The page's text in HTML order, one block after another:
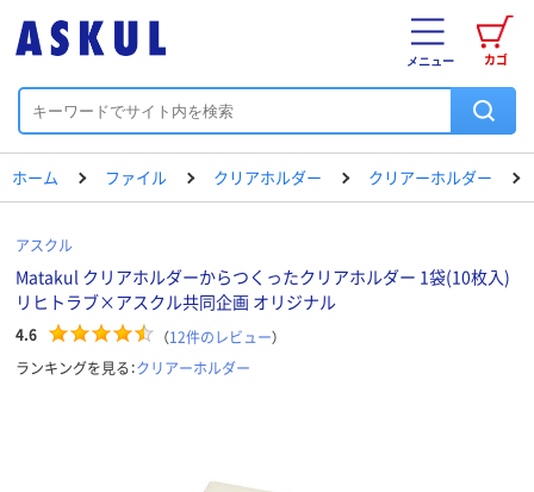
カゴ
メニュー
ホーム ファイル クリアホルダー クリアーホルダー
アスクル
Matakul クリアホルダーからつくったクリアホルダー 1袋(10枚入)
リヒトラブ×アスクル共同企画 オリジナル
4.6 （12件のレビュー）
ランキングを見る：クリアーホルダー